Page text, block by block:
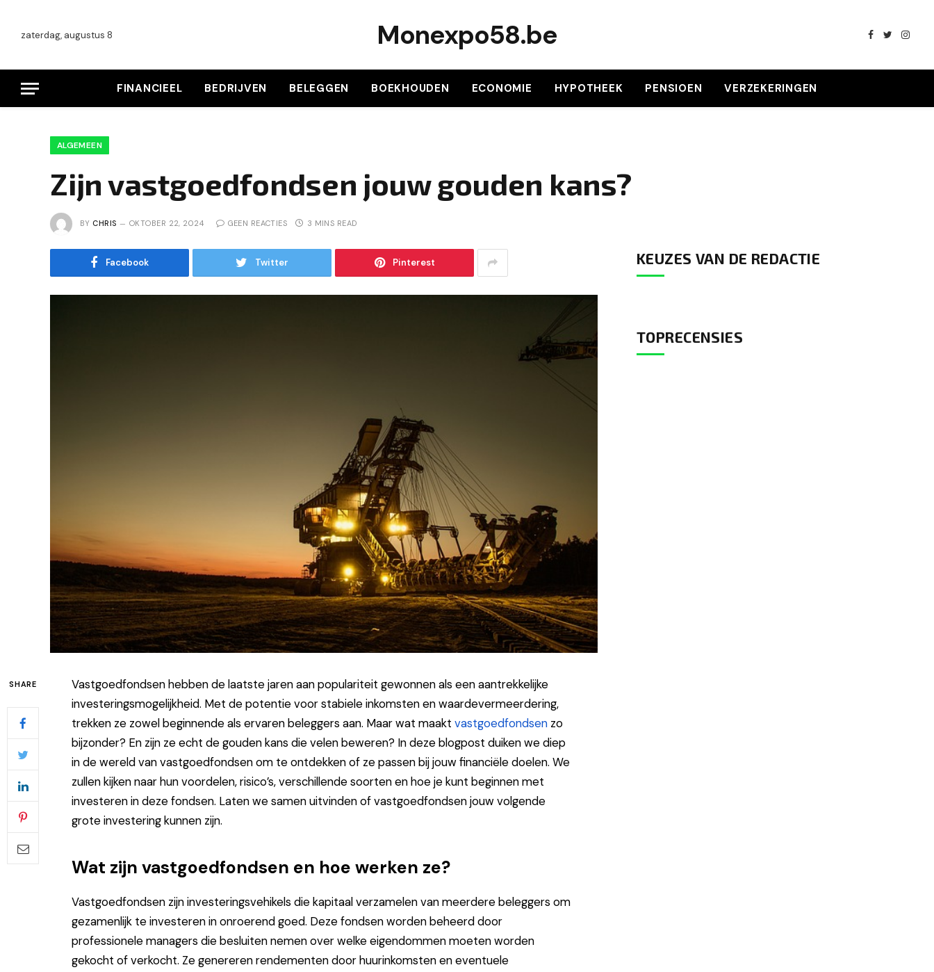
zaterdag, augustus 8 Monexpo58.be Facebook
Twitter
FINANCIEEL BEDRIJVEN BELEGGEN BOEKHOUDEN ECONOMIE HYPOTHEEK PENSIOEN VERZEKERINGEN
ALGEMEEN
Zijn vastgoedfondsen jouw gouden kans?
BY CHRIS OKTOBER 22, 2024 GEEN REACTIES 3 MINS READ
Facebook Twitter Pinterest
SHARE
Vastgoedfondsen hebben de laatste jaren aan populariteit gewonnen als een aantrekkelijke
investeringsmogelijkheid. Met de potentie voor stabiele inkomsten en waardevermeerdering,
trekken ze zowel beginnende als ervaren beleggers aan. Maar wat maakt vastgoedfondsen zo
bijzonder? En zijn ze echt de gouden kans die velen beweren? In deze blogpost duiken we diep
in de wereld van vastgoedfondsen om te ontdekken of ze passen bij jouw financiële doelen. We
zullen kijken naar hun voordelen, risico’s, verschillende soorten en hoe je kunt beginnen met
investeren in deze fondsen. Laten we samen uitvinden of vastgoedfondsen jouw volgende
grote investering kunnen zijn.
Wat zijn vastgoedfondsen en hoe werken ze?
Vastgoedfondsen zijn investeringsvehikels die kapitaal verzamelen van meerdere beleggers om
gezamenlijk te investeren in onroerend goed. Deze fondsen worden beheerd door
professionele managers die besluiten nemen over welke eigendommen moeten worden
gekocht of verkocht. Ze genereren rendementen door huurinkomsten en eventuele
KEUZES VAN DE REDACTIE
TOPRECENSIES